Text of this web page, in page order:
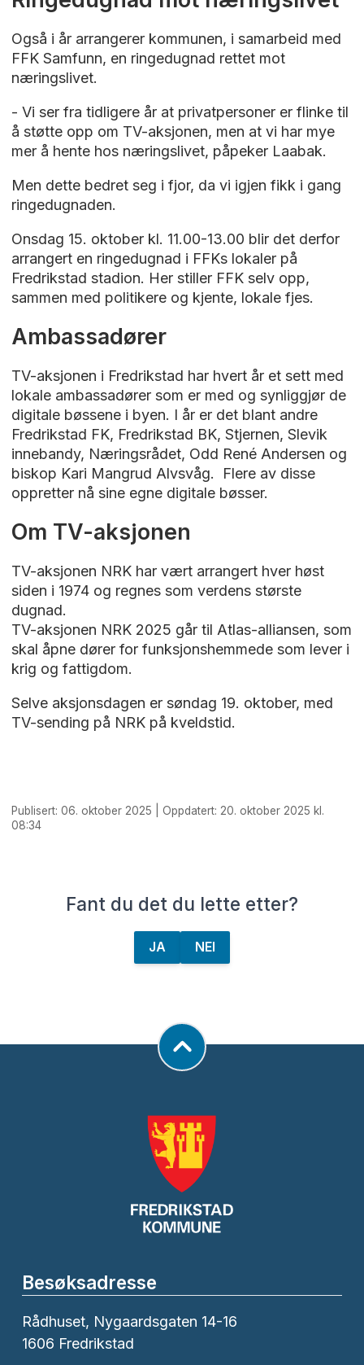
Også i år arrangerer kommunen, i samarbeid med
FFK Samfunn, en ringedugnad rettet mot
næringslivet.
- Vi ser fra tidligere år at privatpersoner er flinke til
å støtte opp om TV-aksjonen, men at vi har mye
mer å hente hos næringslivet, påpeker Laabak.
Men dette bedret seg i fjor, da vi igjen fikk i gang
ringedugnaden.
Onsdag 15. oktober kl. 11.00-13.00 blir det derfor
arrangert en ringedugnad i FFKs lokaler på
Fredrikstad stadion. Her stiller FFK selv opp,
sammen med politikere og kjente, lokale fjes.
Ambassadører
TV-aksjonen i Fredrikstad har hvert år et sett med
lokale ambassadører som er med og synliggjør de
digitale bøssene i byen. I år er det blant andre
Fredrikstad FK, Fredrikstad BK, Stjernen, Slevik
innebandy, Næringsrådet, Odd René Andersen og
biskop Kari Mangrud Alvsvåg. Flere av disse
oppretter nå sine egne digitale bøsser.
Om TV-aksjonen
TV-aksjonen NRK har vært arrangert hver høst
siden i 1974 og regnes som verdens største
dugnad.
TV-aksjonen NRK 2025 går til Atlas-alliansen, som
skal åpne dører for funksjonshemmede som lever i
krig og fattigdom.
Selve aksjonsdagen er søndag 19. oktober, med
TV-sending på NRK på kveldstid.
Publisert: 06. oktober 2025 | Oppdatert: 20. oktober 2025 kl.
08:34
Fant du det du lette etter?
JA NEI
Besøksadresse
Rådhuset, Nygaardsgaten 14-16
1606 Fredrikstad